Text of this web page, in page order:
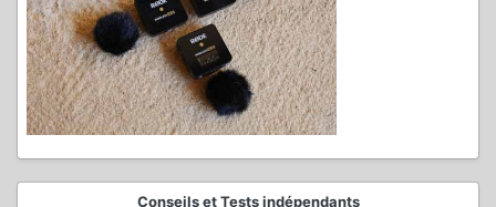
Conseils et Tests indépendants